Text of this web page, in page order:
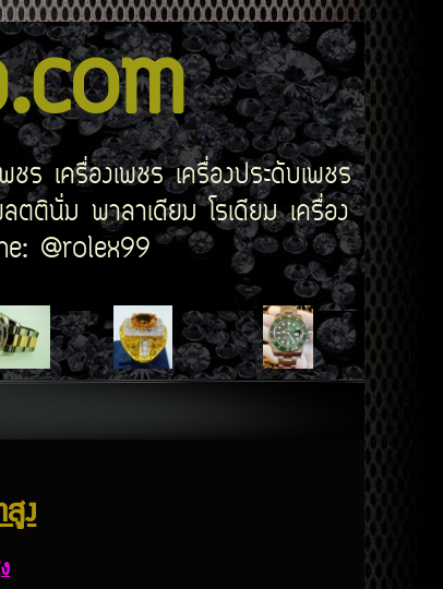
ร เครื่องเพชร เครื่องประดับเพชร
ตินั่ม พาลาเดียม โรเดียม เครื่อง
@rolex99
ง